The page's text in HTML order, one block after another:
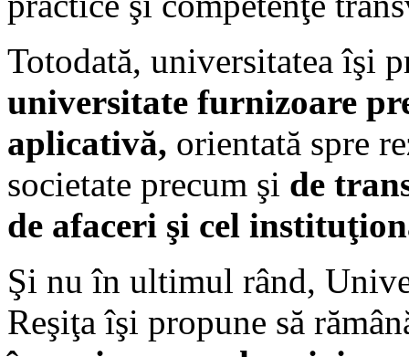
Totodată, universitatea îşi
universitate furnizoare
aplicativă, orientată spre
societate precum şi de
de afaceri şi cel
Şi nu în ultimul rând,
Reşiţa îşi propune să